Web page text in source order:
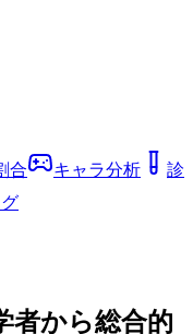
合 キャラ分析
診
者から総合的